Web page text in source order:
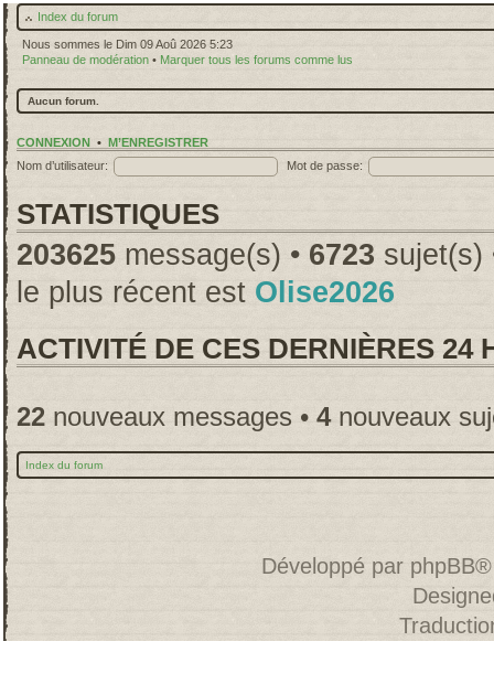
Index du forum
Nous sommes le Dim 09 Aoû 2026 5:23
Panneau de modération • Marquer tous les forums comme lus
Aucun forum.
CONNEXION • M’ENREGISTRER
Nom d’utilisateur:
Mot de passe:
STATISTIQUES
203625 message(s) • 6723 sujet(s)
le plus récent est Olise2026
ACTIVITÉ DE CES DERNIÈRES 24
22 nouveaux messages • 4nouveaux
Index du forum
Développé par phpBB®